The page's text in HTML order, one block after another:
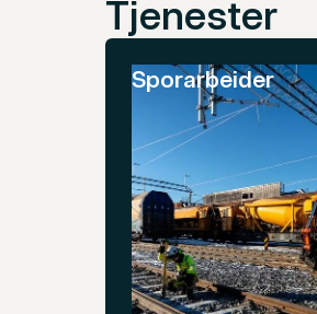
Tjenester
Sporarbeider